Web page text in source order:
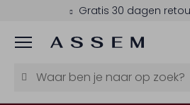
Gratis 30 dagen
Menu